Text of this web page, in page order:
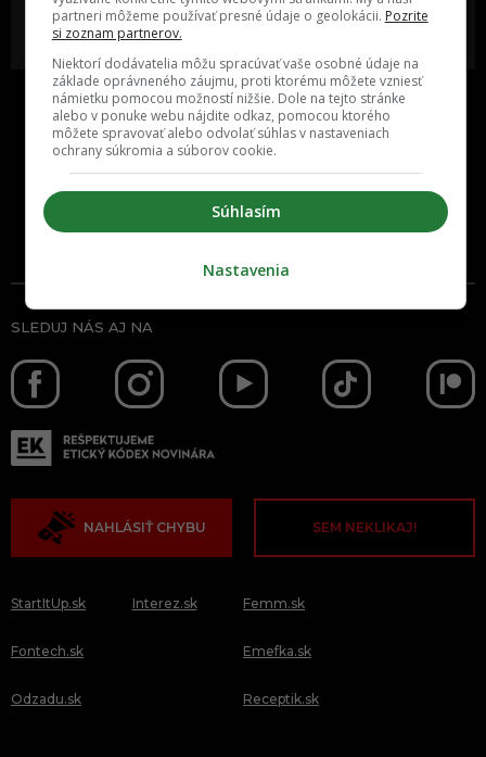
MÁM ZÁUJEM O
SPOLUPRÁCU
POŠLI NÁM TIP NA ČLÁNOK
Inzercia Cenník
SLEDUJ NÁS AJ NA
NAHLÁSIŤ CHYBU SEM NEKLIKAJ!
StartItUp.sk
Fontech.sk
Odzadu.sk
Interez.sk Femm.sk
Emefka.sk
Receptik.sk
partneri môžeme používať presné údaje o geolokácii. Pozrite
si zoznam partnerov.
Niektorí dodávatelia môžu spracúvať vaše osobné údaje na
základe oprávneného záujmu, proti ktorému môžete vzniesť
námietku pomocou možností nižšie. Dole na tejto stránke
alebo v ponuke webu nájdite odkaz, pomocou ktorého
môžete spravovať alebo odvolať súhlas v nastaveniach
ochrany súkromia a súborov cookie.
Súhlasím
Nastavenia